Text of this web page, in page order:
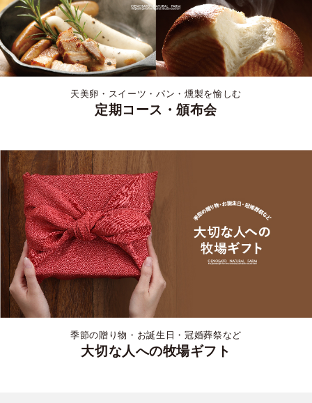
天美卵・スイーツ・パン・燻製を愉しむ
定期コース・頒布会
季節の贈り物・お誕生日・冠婚葬祭など
大切な人への牧場ギフト